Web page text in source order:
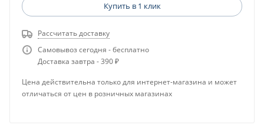
Купить в 1 клик
Рассчитать доставку
Самовывоз сегодня - бесплатно
Доставка завтра - 390 ₽
Цена действительна только для интернет-магазина и может
отличаться от цен в розничных магазинах